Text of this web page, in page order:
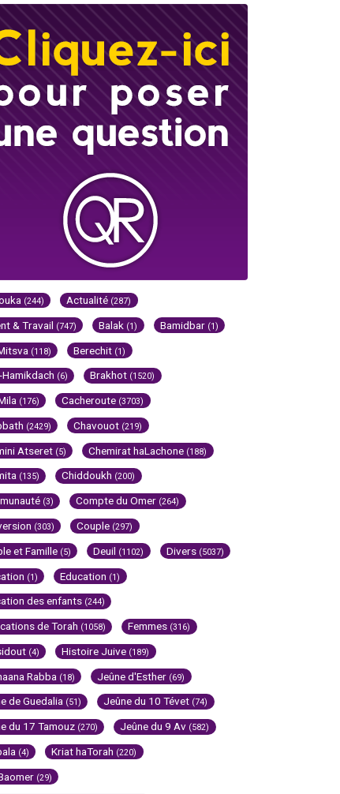
(244) Actualité (287)
& Travail (747) Balak (1) Bamidbar (1)
(118) Berechit (1)
Hamikdach (6) Brakhot (1520)
(176) Cacheroute (3703)
(2429) Chavouot (219)
Atseret (5) Chemirat haLachone (188)
(135) Chiddoukh (200)
(3) Compte du Omer (264)
(303) Couple (297)
et Famille (5) Deuil (1102) Divers (5037)
(1) Education (1)
des enfants (244)
de Torah (1058) Femmes (316)
(4) Histoire Juive (189)
Rabba (18) Jeûne d'Esther (69)
de Guedalia (51) Jeûne du 10 Tévet (74)
du 17 Tamouz (270) Jeûne du 9 Av (582)
(4) Kriat haTorah (220)
(29)